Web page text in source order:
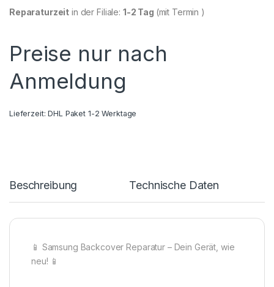
Reparaturzeit in der Filiale: 1-2 Tag (mit Termin )
Preise nur nach
Anmeldung
Lieferzeit:DHL Paket 1-2 Werktage
Beschreibung Technische Daten
📱 Samsung Backcover Reparatur – Dein Gerät, wie
neu! 📱